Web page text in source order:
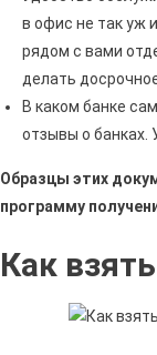
в офис не так уж
рядом с вами
делать
В каком банке
отзывы о банках.
Образцы этих
программу
Как